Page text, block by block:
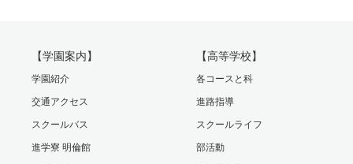
【学園案内】
学園紹介
交通アクセス
スクールバス
進学寮 明倫館
【高等学校】
各コースと科
進路指導
スクールライフ
部活動